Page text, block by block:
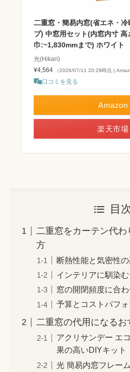
二重窓・簡易内窓(省エネ・
プ) 中窓用セット(内窓内寸
巾:~1,830mmまで) ホワイト
光(Hikari)
¥4,564
（2026/07/11 20:28時点 |
口コミを見る
Amazon
楽天市場
目
二重窓をカーテン代
方
断熱性能と気密性の
インテリアに馴染
窓の開閉頻度に合わ
予算とコストパフ
二重窓の代用になる
アクリサンデー エ
果の高いDIYキット
光 簡易内窓フレー